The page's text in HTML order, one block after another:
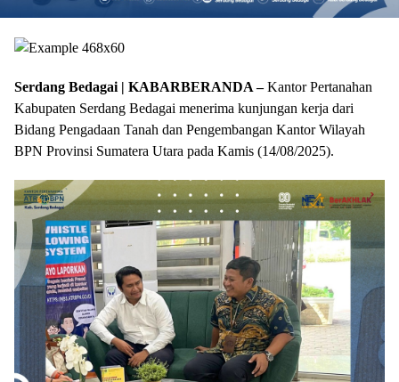
Serdang Bedagai | KABARBERANDA –Kantor Pertanahan
Kabupaten Serdang Bedagai menerima kunjungan kerja dari
Bidang Pengadaan Tanah dan Pengembangan Kantor Wilayah
BPN Provinsi Sumatera Utara pada Kamis (14/08/2025).